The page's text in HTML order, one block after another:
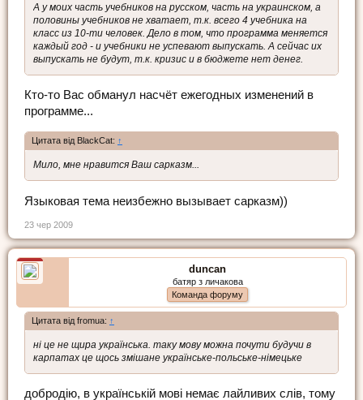
А у моих часть учебников на русском, часть на украинском, а
половины учебников не хватает, т.к. всего 4 учебника на
класс из 10-ти человек. Дело в том, что программа меняется
каждый год - и учебники не успевают выпускать. А сейчас их
выпускать не будут, т.к. кризис и в бюджете нет денег.
Кто-то Вас обманул насчёт ежегодных изменений в
программе...
Цитата від BlackCat: ↑
Мило, мне нравится Ваш сарказм...
Языковая тема неизбежно вызывает сарказм))
23 чер 2009
duncan
батяр з личакова
Команда форуму
Цитата від fromua: ↑
ні це не щира українська. таку мову можна почути будучи в
карпатах це щось змішане українське-польське-німецьке
добродію, в українській мові немає лайливих слів, тому